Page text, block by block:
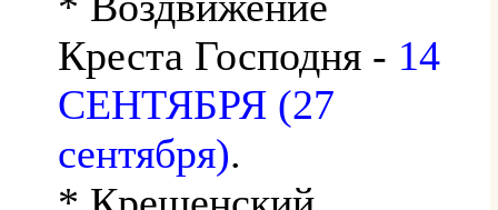
Креста Господня - 14
СЕНТЯБРЯ (27
сентября).